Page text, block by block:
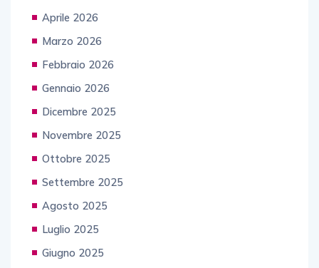
Aprile 2026
Marzo 2026
Febbraio 2026
Gennaio 2026
Dicembre 2025
Novembre 2025
Ottobre 2025
Settembre 2025
Agosto 2025
Luglio 2025
Giugno 2025